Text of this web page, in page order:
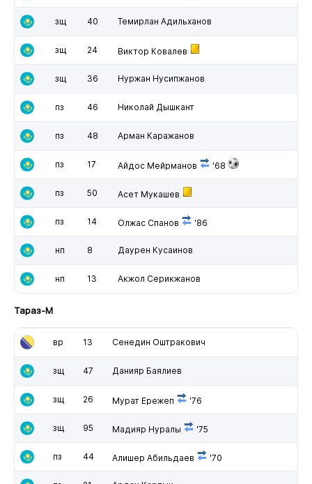
зщ 40 Темирлан Адильханов
зщ 24 Виктор Ковалев
зщ 36 Нуржан Нусипжанов
пз 46 Николай Дышкант
пз 48 Арман Каражанов
пз 17 Айдос Мейрманов '68
пз 50 Асет Мукашев
пз 14 Олжас Спанов '86
нп 8 Даурен Кусаинов
нп 13 Акжол Серикжанов
Тараз-М
вр 13 Сенедин Оштракович
зщ 47 Данияр Баялиев
зщ 26 Мурат Ережеп '76
зщ 95 Мадияр Нуралы '75
пз 44 Алишер Абильдаев '70